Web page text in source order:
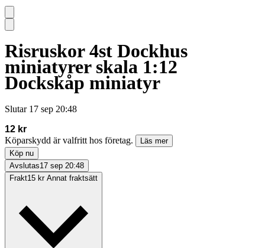
Risruskor 4st Dockhus
miniatyrer skala 1:12
Dockskåp miniatyr
Slutar 17 sep 20:48
12 kr
Köparskydd är valfritt hos företag.
Läs mer
Köp nu
Avslutas17 sep 20:48
Frakt15 kr Annat fraktsätt